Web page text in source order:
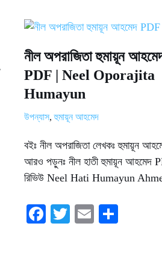
ok r
নীল অপরাজিতা হুমায়ূন
PDF | Neel Oporajita
Humayun
উপন্যাস,হুমায়ূন আহমেদ
বইঃ নীল অপরাজিতা লেখকঃ হুমায়ূন
আরও পড়ুনঃ নীল হাতী হুমায়ূন আহমেদ
রিভিউ Neel Hati Humayun
Fa T
E